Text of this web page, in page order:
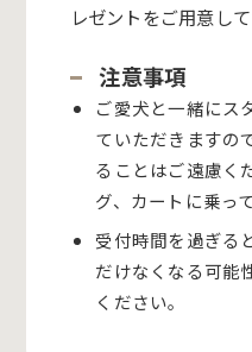
レゼントをご用意し
注意事項
ご愛犬と一緒にス
ていただきますの
ることはご遠慮く
グ、カートに乗っ
受付時間を過ぎる
だけなくなる可能
ください。